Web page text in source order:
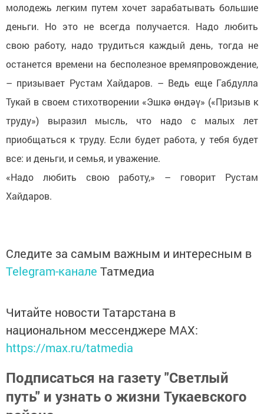
молодежь легким путем хочет зарабатывать большие
деньги. Но это не всегда получается. Надо любить
свою работу, надо трудиться каждый день, тогда не
останется времени на бесполезное времяпровождение,
– призывает Рустам Хайдаров. – Ведь еще Габдулла
Тукай в своем стихотворении «Эшкә өндәү» («Призыв к
труду») выразил мысль, что надо с малых лет
приобщаться к труду. Если будет работа, у тебя будет
все: и деньги, и семья, и уважение.
«Надо любить свою работу,» – говорит Рустам
Хайдаров.
Следите за самым важным и интересным в
Telegram-канале Татмедиа
Читайте новости Татарстана в
национальном мессенджере MАХ:
https://max.ru/tatmedia
Подписаться на газету "Светлый
путь" и узнать о жизни Тукаевского